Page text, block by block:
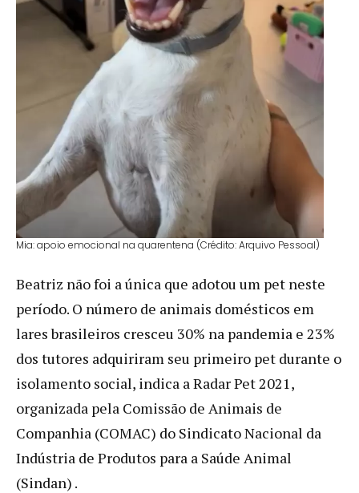
Mia: apoio emocional na quarentena (Crédito: Arquivo Pessoal)
Beatriz não foi a única que adotou um pet neste
período. O número de animais domésticos em
lares brasileiros cresceu 30% na pandemia e 23%
dos tutores adquiriram seu primeiro pet durante o
isolamento social, indica a Radar Pet 2021,
organizada pela Comissão de Animais de
Companhia (COMAC) do Sindicato Nacional da
Indústria de Produtos para a Saúde Animal
(Sindan) .